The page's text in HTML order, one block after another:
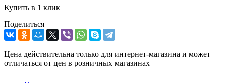
Купить в 1 клик
Поделиться
Цена действительна только для интернет-магазина и может
отличаться от цен в розничных магазинах